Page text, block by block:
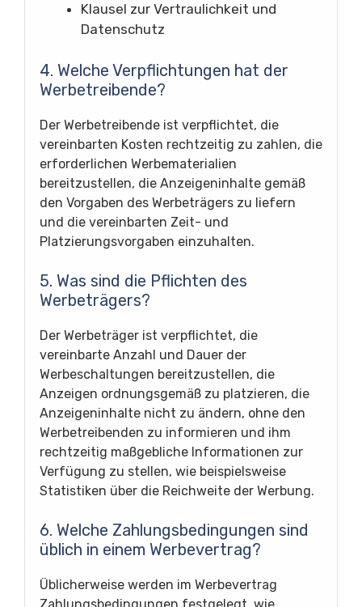
Klausel zur Vertraulichkeit und
Datenschutz
4. Welche Verpflichtungen hat der
Werbetreibende?
Der Werbetreibende ist verpflichtet, die
vereinbarten Kosten rechtzeitig zu zahlen, die
erforderlichen Werbematerialien
bereitzustellen, die Anzeigeninhalte gemäß
den Vorgaben des Werbeträgers zu liefern
und die vereinbarten Zeit- und
Platzierungsvorgaben einzuhalten.
5. Was sind die Pflichten des
Werbeträgers?
Der Werbeträger ist verpflichtet, die
vereinbarte Anzahl und Dauer der
Werbeschaltungen bereitzustellen, die
Anzeigen ordnungsgemäß zu platzieren, die
Anzeigeninhalte nicht zu ändern, ohne den
Werbetreibenden zu informieren und ihm
rechtzeitig maßgebliche Informationen zur
Verfügung zu stellen, wie beispielsweise
Statistiken über die Reichweite der Werbung.
6. Welche Zahlungsbedingungen sind
üblich in einem Werbevertrag?
Üblicherweise werden im Werbevertrag
Zahlungsbedingungen festgelegt, wie